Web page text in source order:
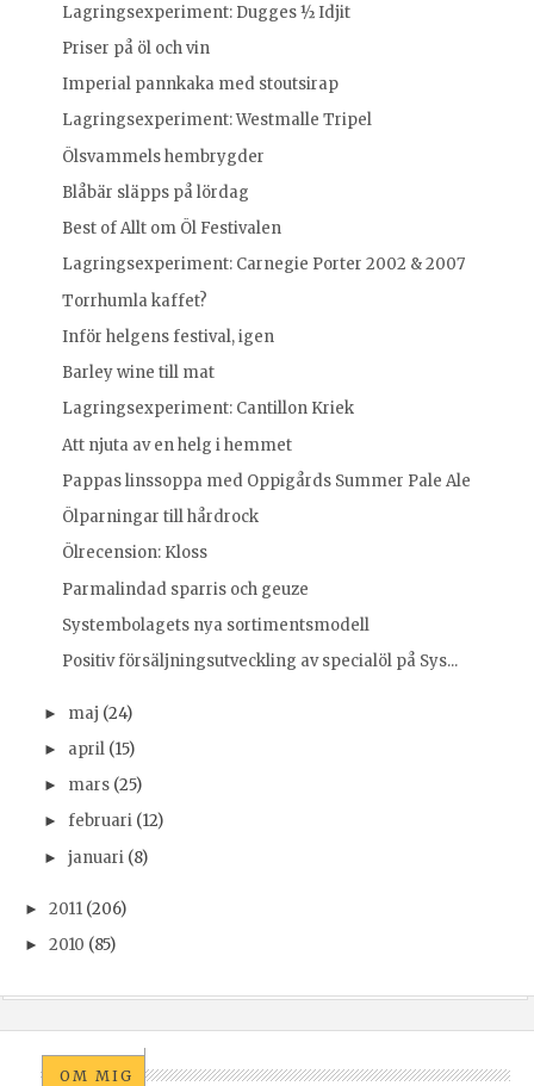
Lagringsexperiment: Dugges ½ Idjit
Priser på öl och vin
Imperial pannkaka med stoutsirap
Lagringsexperiment: Westmalle Tripel
Ölsvammels hembrygder
Blåbär släpps på lördag
Best of Allt om Öl Festivalen
Lagringsexperiment: Carnegie Porter 2002 & 2007
Torrhumla kaffet?
Inför helgens festival, igen
Barley wine till mat
Lagringsexperiment: Cantillon Kriek
Att njuta av en helg i hemmet
Pappas linssoppa med Oppigårds Summer Pale Ale
Ölparningar till hårdrock
Ölrecension: Kloss
Parmalindad sparris och geuze
Systembolagets nya sortimentsmodell
Positiv försäljningsutveckling av specialöl på Sys...
► maj (24)
► april (15)
► mars (25)
► februari (12)
► januari (8)
► 2011 (206)
► 2010 (85)
OM MIG